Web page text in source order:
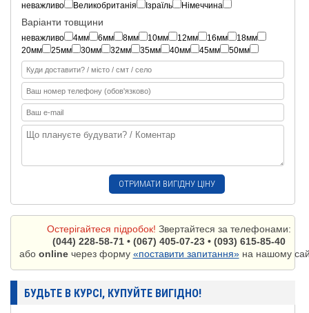
неважливо Великобританія Ізраїль Німеччина
Варіанти товщини
неважливо 4мм 6мм 8мм 10мм 12мм 16мм
18мм
20мм
25мм 30мм 32мм 35мм 40мм 45мм 50мм
Остерігайтеся підробок! Звертайтеся за телефонами:
(044) 228-58-71 • (067) 405-07-23 • (093) 615-85-40
або onlineчерез форму «поставити запитання»на нашому
БУДЬТЕ В КУРСІ, КУПУЙТЕ ВИГІДНО!